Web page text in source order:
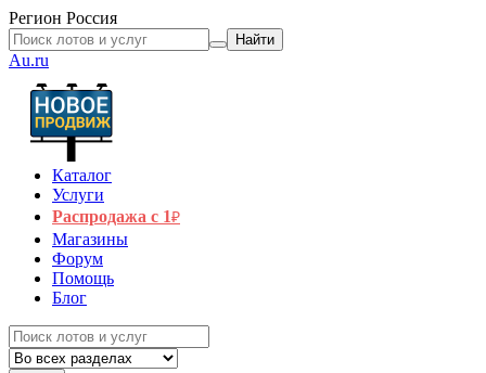
Регион Россия
Найти
Au.ru
Каталог
Услуги
Распродажа с 1₽
Магазины
Форум
Помощь
Блог